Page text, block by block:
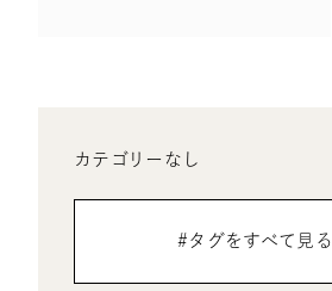
カテゴリーなし
タグをすべて見る